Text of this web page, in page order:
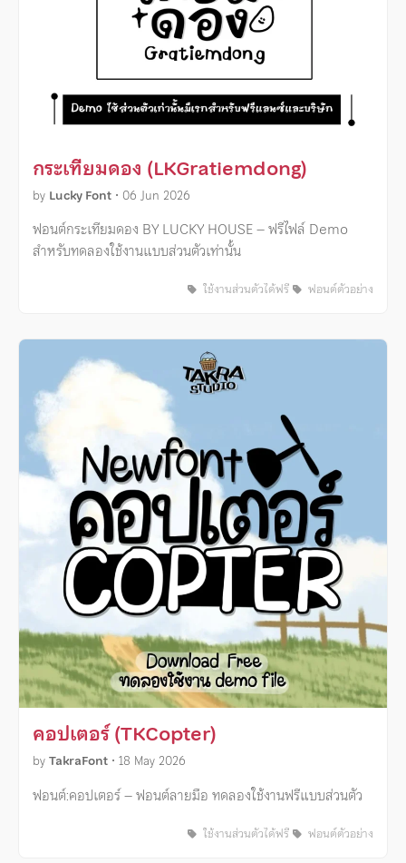
กระเทียมดอง (LKGratiemdong)
by Lucky Font • 06 Jun 2026
ฟอนต์กระเทียมดอง BY LUCKY HOUSE – ฟรีไฟล์ Demo
สำหรับทดลองใช้งานแบบส่วนตัวเท่านั้น
ใช้งานส่วนตัวได้ฟรี ฟอนต์ตัวอย่าง
คอปเตอร์ (TKCopter)
byTakraFont • 18 May 2026
ฟอนต์:คอปเตอร์ – ฟอนต์ลายมือ ทดลองใช้งานฟรีแบบส่วนตัว
ใช้งานส่วนตัวได้ฟรี ฟอนต์ตัวอย่าง